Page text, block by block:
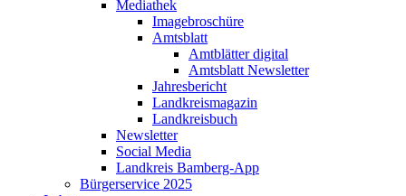
Mediathek
Imagebroschüre
Amtsblatt
Amtblätter digital
Amtsblatt Newsletter
Jahresbericht
Landkreismagazin
Landkreisbuch
Newsletter
Social Media
Landkreis Bamberg-App
Bürgerservice 2025